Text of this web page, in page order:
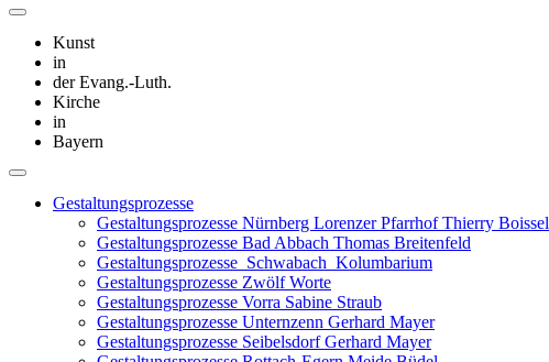
Kunst
in
der Evang.-Luth.
Kirche
in
Bayern
Gestaltungsprozesse
Gestaltungsprozesse Nürnberg Lorenzer Pfarrhof Thierry Boissel
Gestaltungsprozesse Bad Abbach Thomas Breitenfeld
Gestaltungsprozesse_Schwabach_Kolumbarium
Gestaltungsprozesse Zwölf Worte
Gestaltungsprozesse Vorra Sabine Straub
Gestaltungsprozesse Unternzenn Gerhard Mayer
Gestaltungsprozesse Seibelsdorf Gerhard Mayer